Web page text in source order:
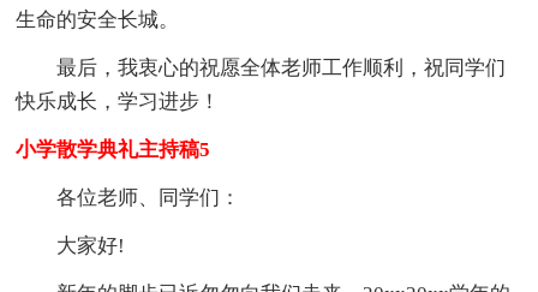
生命的安全长城。
最后，我衷心的祝愿全体老师工作顺利，祝同学们
快乐成长，学习进步！
小学散学典礼主持稿5
各位老师、同学们：
大家好!